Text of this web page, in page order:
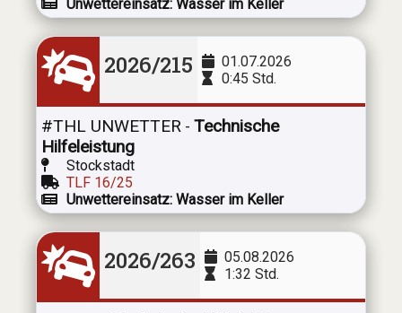
Unwettereinsatz: Wasser im Keller
2026/215
01.07.2026
0:45 Std.
#THL UNWETTER - Technische
Hilfeleistung
Stockstadt
TLF 16/25
Unwettereinsatz: Wasser im Keller
2026/263
05.08.2026
1:32 Std.